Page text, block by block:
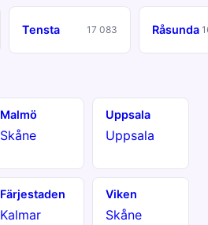
Tensta 17 083 Råsunda
Malmö
Skåne
Uppsala
Uppsala
Färjestaden
Kalmar
Viken
Skåne